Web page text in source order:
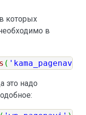
которых
в
( 'kama_pagenavi'
это надо